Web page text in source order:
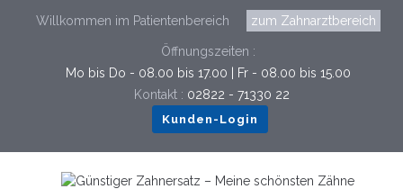
Willkommen im Patientenbereich zum Zahnarztbereich
Öffnungszeiten :
Mo bis Do - 08.00 bis 17.00 | Fr - 08.00 bis 15.00
Kontakt : 02822 - 71330 22
Kunden-Login